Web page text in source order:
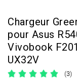
Chargeur
pour Asus
Vivobook
UX32V
(3)